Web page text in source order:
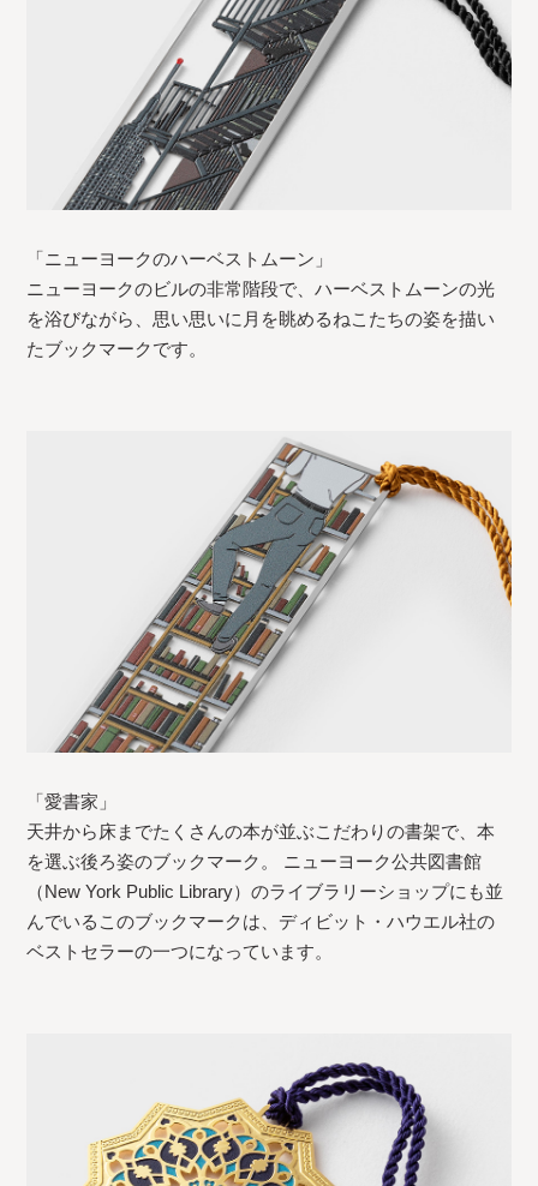
「ニューヨークのハーベストムーン」
ニューヨークのビルの非常階段で、ハーベストムーンの光
を浴びながら、思い思いに月を眺めるねこたちの姿を描い
たブックマークです。
「愛書家」
天井から床までたくさんの本が並ぶこだわりの書架で、本
を選ぶ後ろ姿のブックマーク。 ニューヨーク公共図書館
（New York Public Library）のライブラリーショップにも並
んでいるこのブックマークは、ディビット・ハウエル社の
ベストセラーの一つになっています。